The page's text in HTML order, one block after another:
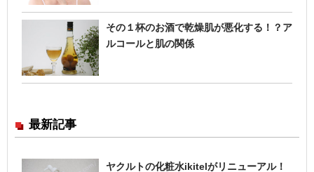
その１杯のお酒で乾燥肌が悪化する！？ア
ルコールと肌の関係
最新記事
ヤクルトの化粧水ikitelがリニューアル！